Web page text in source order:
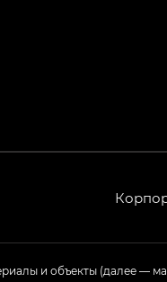
и объекты (далее —